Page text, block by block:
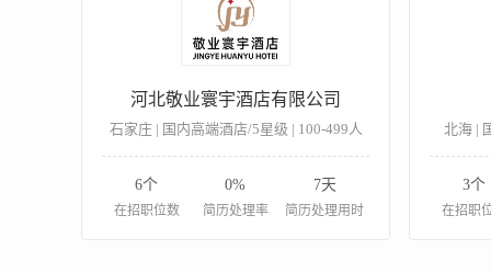
河北敬业寰宇酒店有限公司
石家庄 | 国内高端酒店/5星级 | 100-499人
6个
在招职位数
0%
简历处理率
7天
简历处理用时
北海 |
3个
在招职